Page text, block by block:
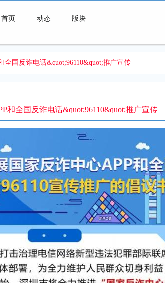
首页 动态 版块
全国反诈电话&quot;96110&quot;推广宣传
和全国反诈电话&quot;96110&quot;推广宣传